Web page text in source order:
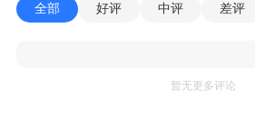
全部 好评 中评 差评
暂无更多评论